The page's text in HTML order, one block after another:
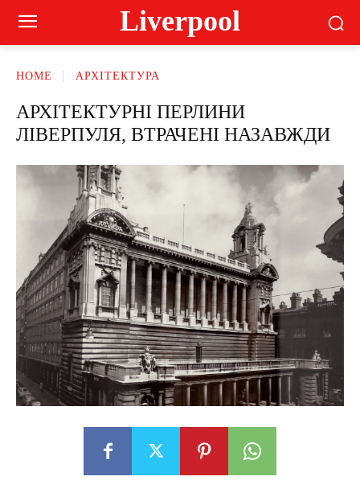
Liverpool
HOME АРХІТЕКТУРА
АРХІТЕКТУРНІ ПЕРЛИНИ
ЛІВЕРПУЛЯ, ВТРАЧЕНІ НАЗАВЖДИ